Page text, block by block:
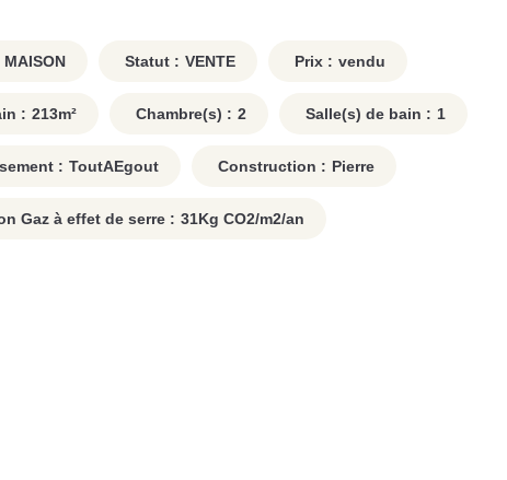
MAISON Statut : VENTE Prix : vendu
: 213m² Chambre(s) : 2 Salle(s) de bain : 1
: ToutAEgout Construction : Pierre
Gaz à effet de serre : 31Kg CO2/m2/an